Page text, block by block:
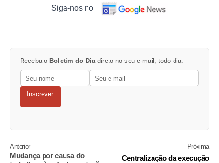
Siga-nos no
Receba o Boletim do Dia direto no seu e-mail, todo dia.
Inscrever
Anterior
Mudança por causa do
Próxima
Centralização da execução